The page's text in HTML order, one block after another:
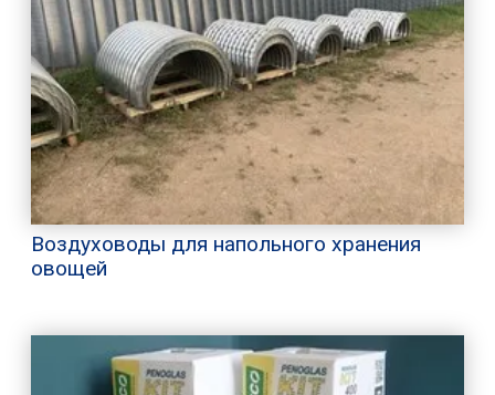
Воздуховоды для напольного хранения
овощей